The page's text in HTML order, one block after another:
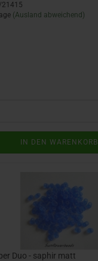
21415
(Ausland abweichend)
IN DEN WARENKORB
Duo - saphir matt